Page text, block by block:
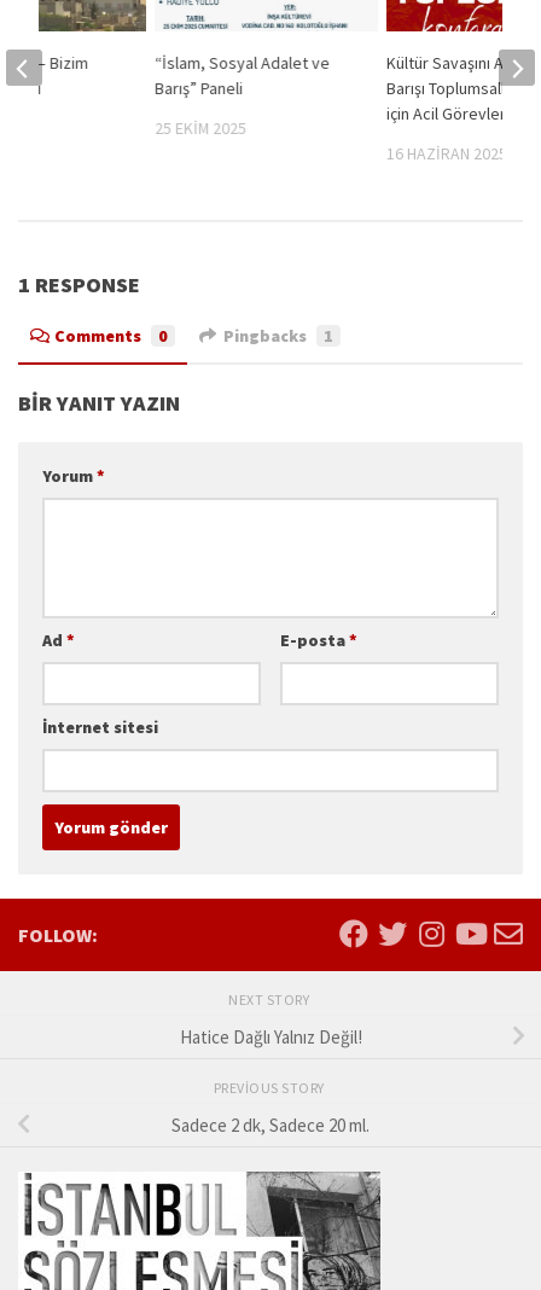
“İslam, Sosyal Adalet ve
Barış” Paneli
25 EKIM 2025
Kültür Savaşını
Barışı
için Acil Görevlerimiz
16 HAZIRAN 2025
– Bizim
1 RESPONSE
Comments 0 Pingbacks 1
BIR YANIT YAZIN
Yorum*
Ad * E-posta*
İnternet sitesi
FOLLOW:
NEXT STORY
Hatice Dağlı Yalnız Değil!
PREVIOUS STORY
Sadece 2 dk, Sadece 20 ml.